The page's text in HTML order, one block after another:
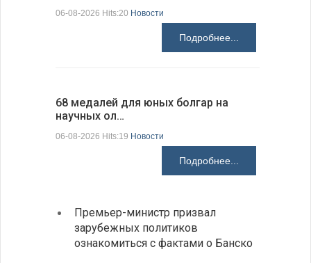
06-08-2026 Hits:20 Новости
Подробнее...
68 медалей для юных болгар на
научных ол…
06-08-2026 Hits:19 Новости
Подробнее...
Премьер-министр призвал
зарубежных политиков
ознакомиться с фактами о Банско